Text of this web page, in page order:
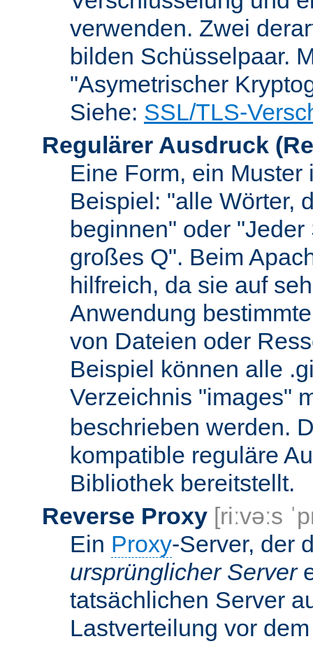
verwenden. Zwei
bilden Schüsselpaar.
"Asymetrischer
Siehe: SSL/TLS-
Regulärer Ausdruck
Eine Form, ein Muster
Beispiel: "alle Wörter,
beginnen" oder
großes Q". Beim
hilfreich, da sie auf
Anwendung
von Dateien oder
Beispiel können alle
Verzeichnis "images"
beschrieben werden.
kompatible reguläre
Bibliothek bereitstellt.
Reverse Proxy [riːvəːs
Ein Proxy-Server, der
ursprünglicher Server
tatsächlichen Server
Lastverteilung vor